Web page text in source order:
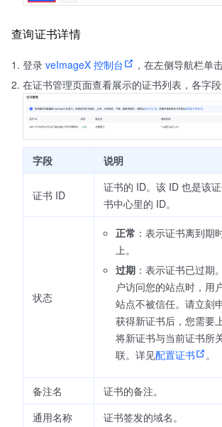
查询证书详情
登录 veImageX 控制台 ，在左侧导航栏单
在证书管理页面查看展示的证书列表，各字段
字段 说明
证书 ID
证书的 ID。该 ID 也是该
书中心里的 ID。
状态
正常 ：表示证书离到期
上。
过期：表示证书已过期
户访问您的站点时，用
站点不被信任。请立刻
获得新证书后，您需要
将新证书与当前证书所
联。详见配置证书 。
备注名
证书的备注。
通用名称
证书签发的域名。